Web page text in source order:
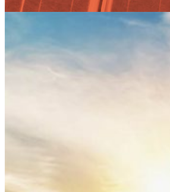
El debate de la
energética de la